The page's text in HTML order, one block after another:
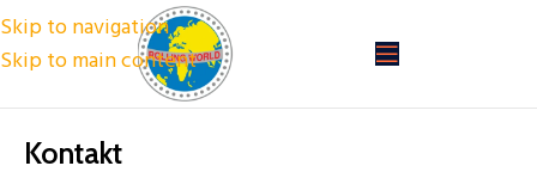
Skip to navigation
Skip to main content
Kontakt